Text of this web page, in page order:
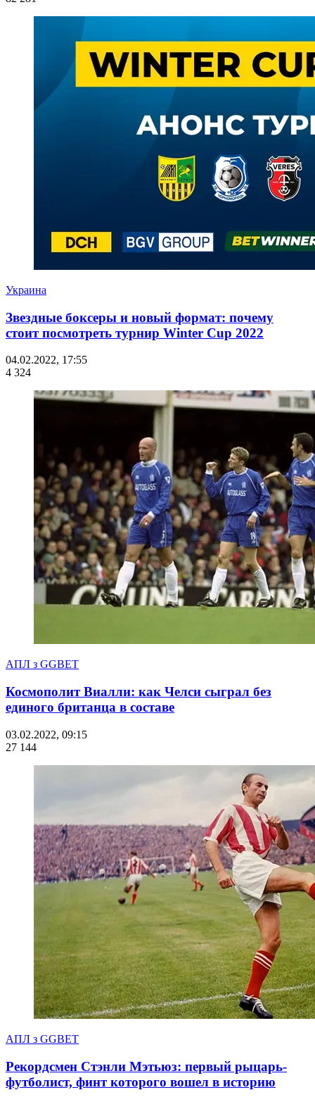
Украина
Звездные боксеры и новый формат: почему
стоит посмотреть турнир Winter Cup 2022
04.02.2022, 17:55
4 324
АПЛ з GGBET
Космополит Виалли: как Челси сыграл без
единого британца в составе
03.02.2022, 09:15
27 144
АПЛ з GGBET
Рекордсмен Стэнли Мэтьюз: первый рыцарь-
футболист, финт которого вошел в историю